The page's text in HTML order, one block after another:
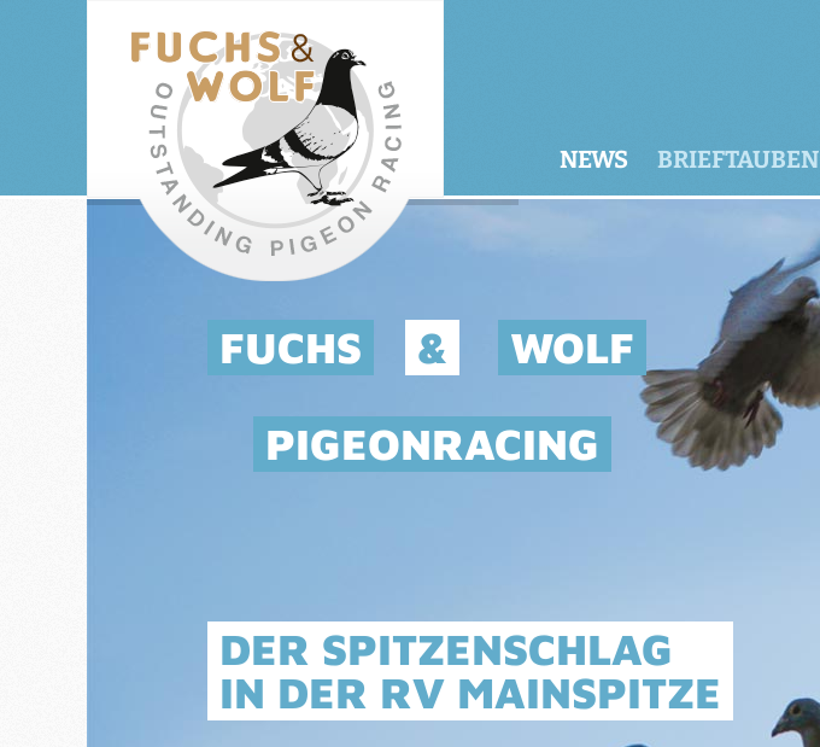
NEWS BRIEFTAUBEN
FUCHS &
WOLF
PIGEONRACING
DER SPITZENSCHLAG
IN DER RV MAINSPITZE